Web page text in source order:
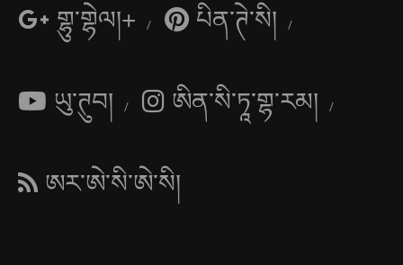
གྷུ་གྷེལ།+ པིན་ཊེ་སི།
ཡུ་ཊུབ། ཨིན་སི་ཏཱ་གྷ་རམ།
ཨར་ཨེ་སི་ཨེ་སི།